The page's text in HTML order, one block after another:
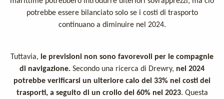
potrebbe essere bilanciato solo se i costi di trasporto
continuano a diminuire nel 2024.
Tuttavia, le previsioni non sono favorevoli per le compagnie
di navigazione. Secondo una ricerca di Drewry, nel 2024
potrebbe verificarsi un ulteriore calo del 33% nei costi dei
trasporti, a seguito di un crollo del 60% nel 2023. Questa